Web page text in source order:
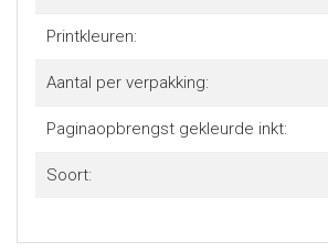
Printkleuren:
Aantal per verpakking:
Paginaopbrengst gekleurde inkt:
Soort: